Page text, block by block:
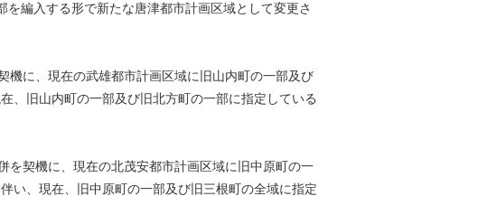
編入する形で新たな唐津都市計画区域として変更さ
に、現在の武雄都市計画区域に旧山内町の一部及び
、旧山内町の一部及び旧北方町の一部に指定している
契機に、現在の北茂安都市計画区域に旧中原町の一
い、現在、旧中原町の一部及び旧三根町の全域に指定